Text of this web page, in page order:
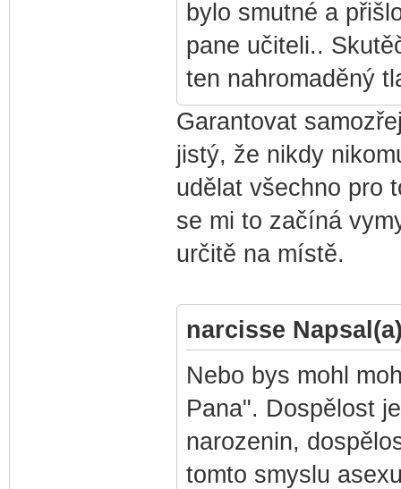
bylo smutné a
pane učiteli..
ten nahromaděný
Garantovat
jistý, že nikdy
udělat všechno pro
se mi to začíná
určitě na místě.
narcisse
Nebo bys mohl
Pana". Dospělost
narozenin,
tomto smyslu